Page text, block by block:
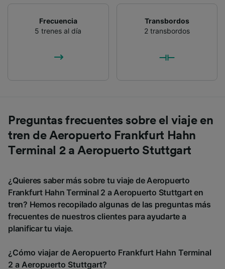
Frecuencia
5 trenes al día
Transbordos
2 transbordos
Preguntas frecuentes sobre el viaje en
tren de Aeropuerto Frankfurt Hahn
Terminal 2 a Aeropuerto Stuttgart
¿Quieres saber más sobre tu viaje de Aeropuerto
Frankfurt Hahn Terminal 2 a Aeropuerto Stuttgart en
tren? Hemos recopilado algunas de las preguntas más
frecuentes de nuestros clientes para ayudarte a
planificar tu viaje.
¿Cómo viajar de Aeropuerto Frankfurt Hahn Terminal
2 a Aeropuerto Stuttgart?